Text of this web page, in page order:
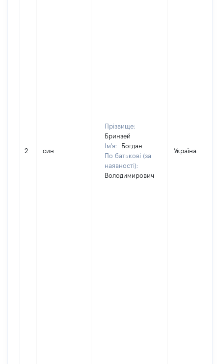
2 син
Прізвище:
Бринзей
Ім'я:
Богдан
По батькові (за
наявності):
Володимирович
Україна